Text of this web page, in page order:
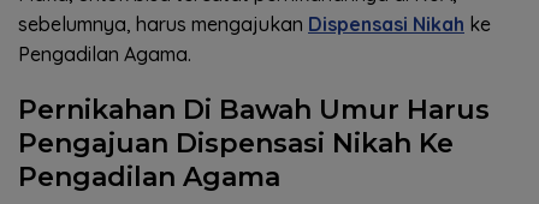
sebelumnya, harus mengajukan Dispensasi Nikah ke
Pengadilan Agama.
Pernikahan Di Bawah Umur Harus
Pengajuan Dispensasi Nikah Ke
Pengadilan Agama